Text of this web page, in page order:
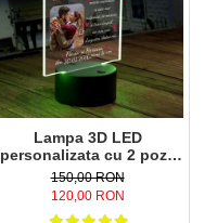
Lampa 3D LED
personalizata cu 2 poze
nume,data si text Te-am
gasit fara sa te caut..
150,00 RON
120,00 RON